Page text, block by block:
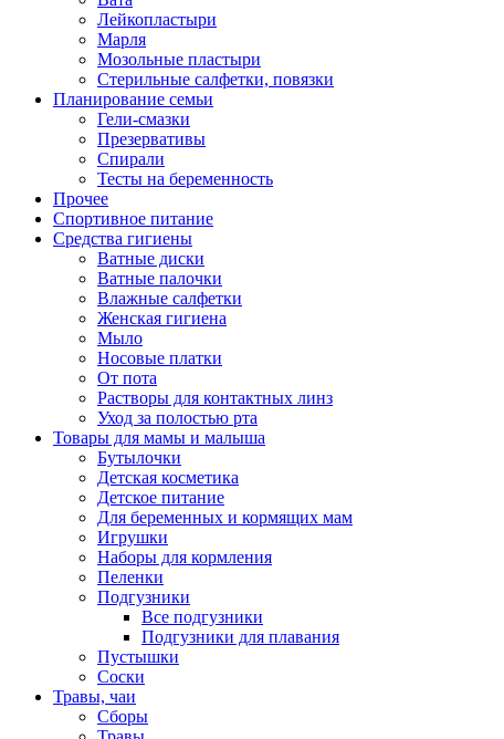
Лейкопластыри
Марля
Мозольные пластыри
Стерильные салфетки, повязки
Планирование семьи
Гели-смазки
Презервативы
Спирали
Тесты на беременность
Прочее
Спортивное питание
Средства гигиены
Ватные диски
Ватные палочки
Влажные салфетки
Женская гигиена
Мыло
Носовые платки
От пота
Растворы для контактных линз
Уход за полостью рта
Товары для мамы и малыша
Бутылочки
Детская косметика
Детское питание
Для беременных и кормящих мам
Игрушки
Наборы для кормления
Пеленки
Подгузники
Все подгузники
Подгузники для плавания
Пустышки
Соски
Травы, чаи
Сборы